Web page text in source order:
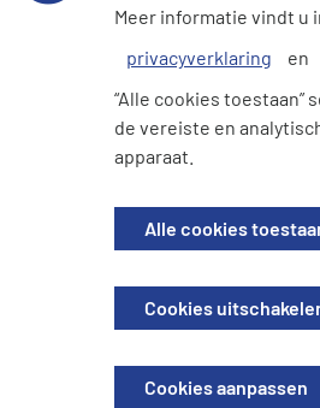
e360 Verklaring inzake moderne
mensenhandel
© 2026 EFT Services Holding B.V. Alle
en de Euronet Groep.
EFT Services Holding B.V.
Postadres: Hogehilweg 4, 1011 CC
Meer informatie vindt u
privacyverklaring
en
“Alle cookies toestaan”
de vereiste en
apparaat.
Alle cookies
Cookies
Cookies aanpassen